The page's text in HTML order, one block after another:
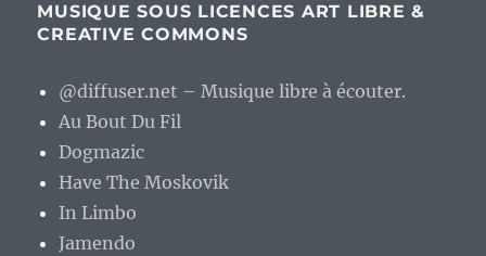
MUSIQUE SOUS LICENCES ART LIBRE &
CREATIVE COMMONS
@diffuser.net – Musique libre à écouter.
Au Bout Du Fil
Dogmazic
Have The Moskovik
In Limbo
Jamendo